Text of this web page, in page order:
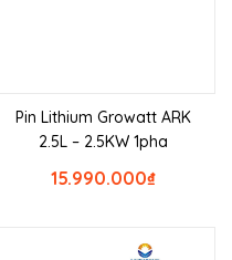
Pin Lithium Growatt ARK
2.5L – 2.5KW 1pha
₫
15.990.000